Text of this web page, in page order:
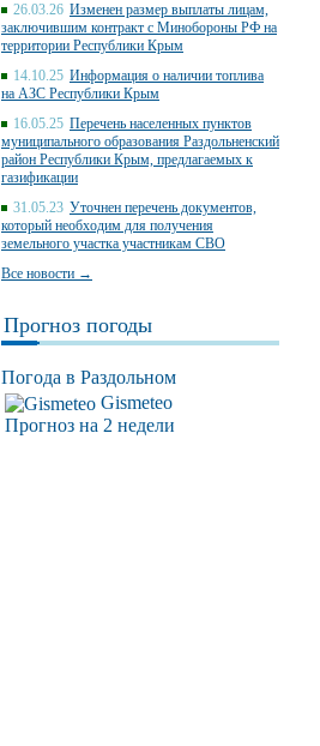
26.03.26 Изменен размер выплаты лицам,
заключившим контракт с Минобороны РФ на
территории Республики Крым
14.10.25 Информация о наличии топлива
на АЗС Республики Крым
16.05.25 Перечень населенных пунктов
муниципального образования Раздольненский
район Республики Крым, предлагаемых к
газификации
31.05.23 Уточнен перечень документов,
который необходим для получения
земельного участка участникам СВО
Все новости →
Прогноз погоды
Погода в Раздольном
Gismeteo
Прогноз на 2 недели